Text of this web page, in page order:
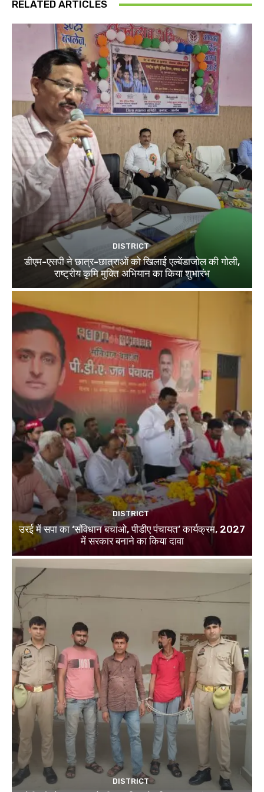
RELATED ARTICLES
DISTRICT
डीएम-एसपी ने छात्र-छात्राओं को खिलाई एल्बेंडाजोल की गोली,
राष्ट्रीय कृमि मुक्ति अभियान का किया शुभारंभ
DISTRICT
उरई में सपा का ‘संविधान बचाओ, पीडीए पंचायत’ कार्यक्रम, 2027
में सरकार बनाने का किया दावा
DISTRICT